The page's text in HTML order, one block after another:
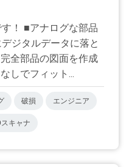
！ ■アナログな部品
ジタルデータに落と
全部品の図面を作成
しでフィット...
破損 エンジニア
スキャナ